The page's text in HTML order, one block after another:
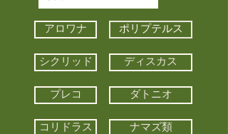
アロワナ ポリプテルス
シクリッド ディスカス
プレコ ダトニオ
コリドラス ナマズ類